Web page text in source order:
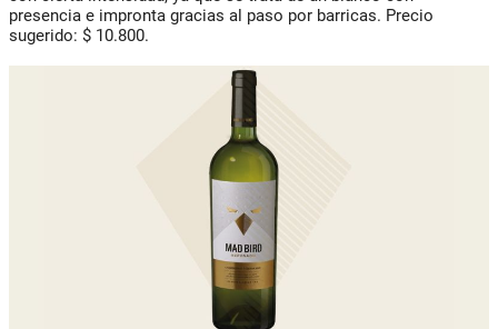
presencia e impronta gracias al paso por barricas. Precio
sugerido: $ 10.800.